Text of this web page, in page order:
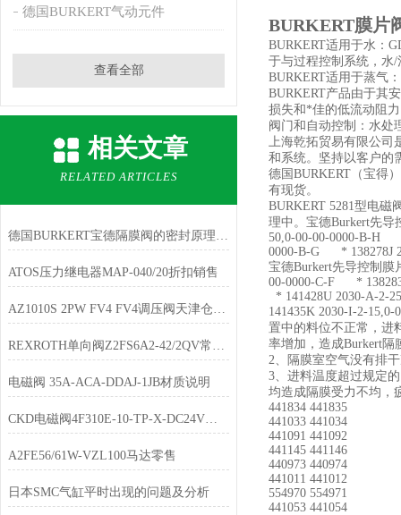
德国BURKERT气动元件
查看全部
相关文章
RELATED ARTICLES
德国BURKERT宝德隔膜阀的密封原理，隔膜阀的基本组成
ATOS压力继电器MAP-040/20折扣销售
AZ1010S 2PW FV4 FV4调压阀天津仓库现货
REXROTH单向阀Z2FS6A2-42/2QV常规备货
电磁阀 35A-ACA-DDAJ-1JB材质说明
CKD电磁阀4F310E-10-TP-X-DC24V经销
A2FE56/61W-VZL100马达零售
日本SMC气缸平时出现的问题及分析
BURKERT膜片
BURKERT适用于水：
于与过程控制系统，水
BURKERT适用于蒸气
BURKERT产品由于其
损失和*佳的低流动阻
阀门和自动控制：水处
上海乾拓贸易有限公司
和系统。坚持以客户的
德国BURKERT（宝得
有现货。
BURKERT 5281型电
理中。宝德Burkert先
50,0-00-00-0000-B-H
0000-B-G * 138278J
宝德Burkert先导控制
00-0000-C-F *
* 141428U 2030-A-
141435K 2030-I-2-
置中的料位不正常，进
率增加，造成Burkert隔
2、隔膜室空气没有排
3、进料温度超过规定
均造成隔膜受力不均，
441834 441835
441033 441034
441091 441092
441145 441146
440973 440974
441011 441012
554970 554971
441053 441054